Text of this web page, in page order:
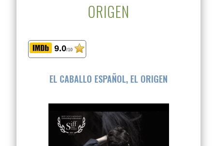
ORIGEN
9.0/10
EL CABALLO ESPAÑOL, EL ORIGEN